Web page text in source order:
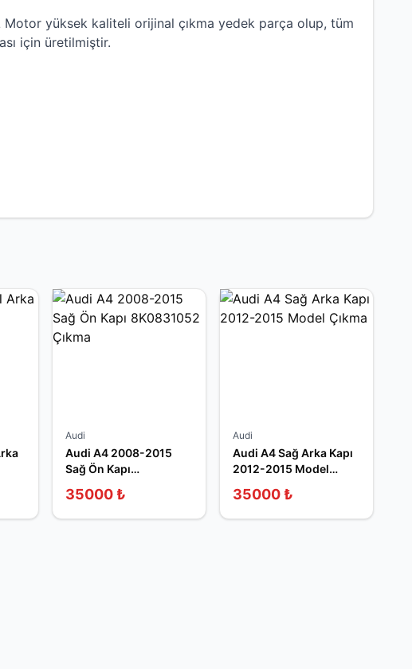
Motor yüksek kaliteli orijinal çıkma yedek parça olup, tüm
için üretilmiştir.
Audi
Audi A4 2008-2015
Sağ Ön Kapı
35000 ₺
Audi
Audi A4 Sağ Arka Kapı
2012-2015 Model
35000 ₺